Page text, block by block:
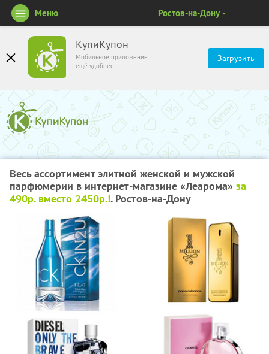
КупиКупон
Мобильное приложение
ещё удобнее
Загрузить
Меню Ростов-на-Дону
Весь ассортимент элитной женской и мужской
парфюмерии в интернет-магазине «Леарома» за
490р. вместо 2450р.!. Ростов-на-Дону